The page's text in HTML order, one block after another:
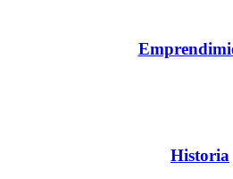
Historia